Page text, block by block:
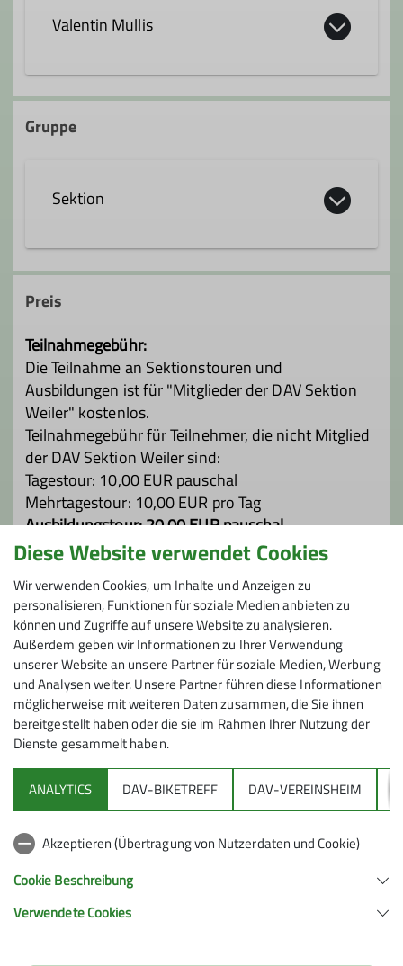
FÜL Mountainbike (MTB)
FÜL Sportklettern
Tourenwart Tourenführer
Digitalkoordinator
Valentin Mullis
08387 1872
Jugendleiter*in
Ämter
Gruppenleiter Tourenführer
Beauftragter zur Prävention sexualisierter
Gewalt
Gruppe
Sektion
Preis
Teilnahmegebühr:
Die Teilnahme an Sektionstouren und
Ausbildungen ist für "Mitglieder der DAV Sektion
Weiler" kostenlos.
Teilnahmegebühr für Teilnehmer, die nicht Mitglied
der DAV Sektion Weiler sind:
Tagestour: 10,00 EUR pauschal
Mehrtagestour: 10,00 EUR pro Tag
Ausbildungstour: 20,00 EUR pauschal
Maximale Teilnehmeranzahl
20
Sektion
Wichtige Links
Sektion Weiler des Deutschen Alpenvereins e.V.
Diese Website verwendet Cookies
Wir verwenden Cookies, um Inhalte und Anzeigen zu
personalisieren, Funktionen für soziale Medien anbieten zu
können und Zugriffe auf unsere Website zu analysieren.
Außerdem geben wir Informationen zu Ihrer Verwendung
unserer Website an unsere Partner für soziale Medien, Werbung
und Analysen weiter. Unsere Partner führen diese Informationen
möglicherweise mit weiteren Daten zusammen, die Sie ihnen
bereitgestellt haben oder die sie im Rahmen Ihrer Nutzung der
Dienste gesammelt haben.
ANALYTICS DAV-BIKETREFF DAV-VEREINSHEIM
Akzeptieren (Übertragung von Nutzerdaten und Cookie)
Cookie Beschreibung
Verwendete Cookies